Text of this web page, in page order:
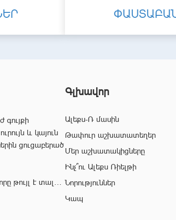
գույքի
և կայուն
ցուցաբերած
թույլ է տալիս
ընկերության
Գլխավոր
Ալեքս-Ռ մասին
Թափուր աշխատատեղեր
Մեր աշխատակիցները
Ինչ՞ու Ալեքս Ռիելթի
Նորություններ
Կապ